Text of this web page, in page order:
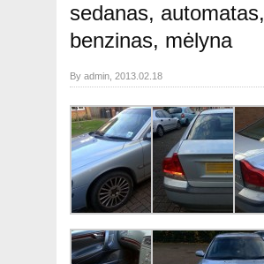
sedanas, automatas,
benzinas, mėlyna
By admin, 2013.02.18